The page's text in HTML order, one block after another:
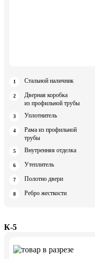
Стальной наличник
Дверная коробка
из профильной трубы
Уплотнитель
Рама из профильной
трубы
Внутренняя отделка
Утеплитель
Полотно двери
Ребро жесткости
К-5